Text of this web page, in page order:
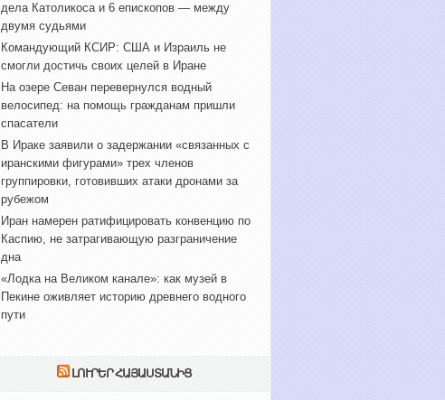
дела Католикоса и 6 епископов — между
двумя судьями
Командующий КСИР: США и Израиль не
смогли достичь своих целей в Иране
На озере Севан перевернулся водный
велосипед: на помощь гражданам пришли
спасатели
В Ираке заявили о задержании «связанных с
иранскими фигурами» трех членов
группировки, готовивших атаки дронами за
рубежом
Иран намерен ратифицировать конвенцию по
Каспию, не затрагивающую разграничение
дна
«Лодка на Великом канале»: как музей в
Пекине оживляет историю древнего водного
пути
ԼՈՒՐԵՐ ՀԱՅԱՍՏԱՆԻՑ